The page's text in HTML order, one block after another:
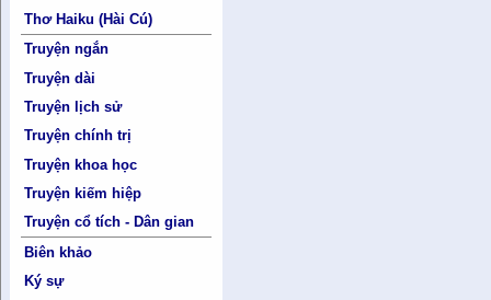
Thơ Haiku (Hài Cú)
Truyện ngắn
Truyện dài
Truyện lịch sử
Truyện chính trị
Truyện khoa học
Truyện kiếm hiệp
Truyện cổ tích - Dân gian
Biên khảo
Ký sự